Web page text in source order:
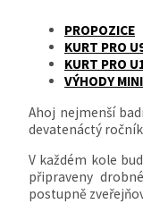
PROPOZICE
KURT PRO
KURT PRO
VÝHODY
Ahoj nejmenší
devatenáctý
V každém kole
připraveny
postupně